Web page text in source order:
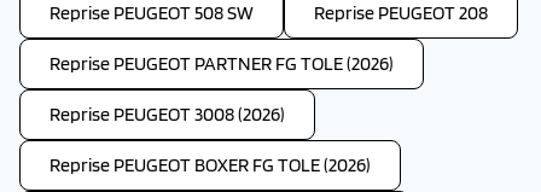
Reprise PEUGEOT 508 SW Reprise PEUGEOT 208
Reprise PEUGEOT PARTNER FG TOLE (2026)
Reprise PEUGEOT 3008 (2026)
Reprise PEUGEOT BOXER FG TOLE (2026)